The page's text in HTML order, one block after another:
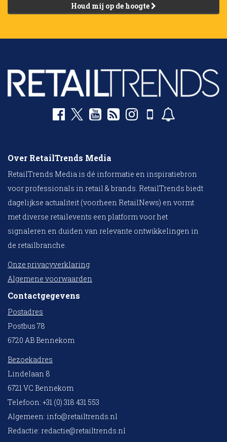
Houd mij op de hoogte
Over RetailTrends Media
RetailTrends Media is dé informatie en inspiratiebron
voor professionals in retail & brands. RetailTrends biedt
dagelijkse actualiteit (voorheen RetailNews) en vormt
met diverse retailevents een platform voor het
signaleren en duiden van relevante ontwikkelingen in
de retailbranche.
Onze privacyverklaring
Algemene voorwaarden
Contactgegevens
Postadres
Postbus 78
6720 AB Bennekom
Bezoekadres
Lindelaan 8
6721 VC Bennekom
Telefoon: +31 (0) 318 431 553
Algemeen: info@retailtrends.nl
Redactie: redactie@retailtrends.nl